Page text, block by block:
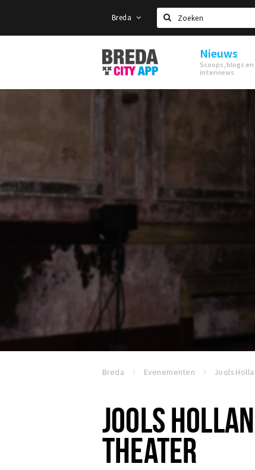
Breda
Zoeken
Stappen
&
Shoppen
Breda
Nieuws
Scoops, blogs en
interviews
Breda Evenementen
JOOLS
THEATER